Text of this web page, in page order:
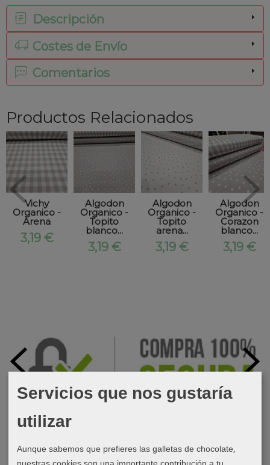
Descripción
Costes de Envío
Comentarios
Productos Relacionados
Vichy
Organico -
Arena
3,19 €
Algodon
Organico -
Topito
blanco...
3,19 €
Algodon
Organico -
Topito
arena...
3,19 €
Algodon
Organico -
Corazon
blanco...
3,19 €
Servicios que nos gustaría
utilizar
Aunque sabemos que prefieres las galletas de chocolate,